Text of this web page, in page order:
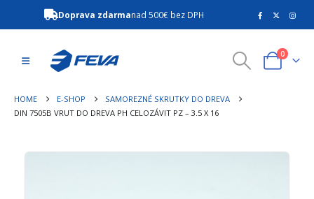
Doprava zdarmanad 500€ bez DPH
0
HOME E-SHOP
SAMOREZNÉ SKRUTKY DO DREVA
DIN 7505B VRUT DO DREVA PH CELOZÁVIT PZ – 3.5 X 16